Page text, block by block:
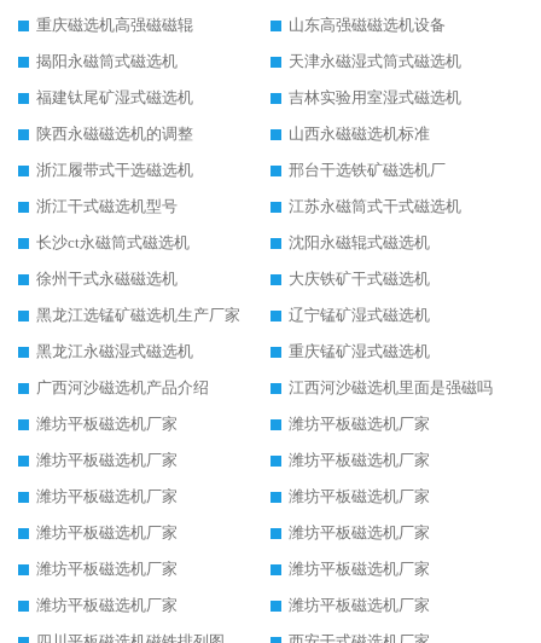
重庆磁选机高强磁磁辊
山东高强磁磁选机设备
揭阳永磁筒式磁选机
天津永磁湿式筒式磁选机
福建钛尾矿湿式磁选机
吉林实验用室湿式磁选机
陕西永磁磁选机的调整
山西永磁磁选机标准
浙江履带式干选磁选机
邢台干选铁矿磁选机厂
浙江干式磁选机型号
江苏永磁筒式干式磁选机
长沙ct永磁筒式磁选机
沈阳永磁辊式磁选机
徐州干式永磁磁选机
大庆铁矿干式磁选机
黑龙江选锰矿磁选机生产厂家
辽宁锰矿湿式磁选机
黑龙江永磁湿式磁选机
重庆锰矿湿式磁选机
广西河沙磁选机产品介绍
江西河沙磁选机里面是强磁吗
潍坊平板磁选机厂家
潍坊平板磁选机厂家
潍坊平板磁选机厂家
潍坊平板磁选机厂家
潍坊平板磁选机厂家
潍坊平板磁选机厂家
潍坊平板磁选机厂家
潍坊平板磁选机厂家
潍坊平板磁选机厂家
潍坊平板磁选机厂家
潍坊平板磁选机厂家
潍坊平板磁选机厂家